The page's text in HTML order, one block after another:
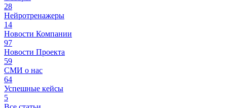
28
Нейротренажеры
14
Новости Компании
97
Новости Проекта
59
СМИ о нас
64
Успешные кейсы
5